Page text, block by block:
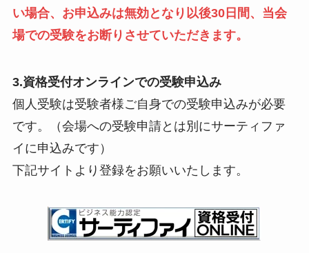
い場合、お申込みは無効となり以後30日間、当会
場での受験をお断りさせていただきます。
3.資格受付オンラインでの受験申込み
個人受験は受験者様ご自身での受験申込みが必要
です。（会場への受験申請とは別にサーティファ
イに申込みです）
下記サイトより登録をお願いいたします。